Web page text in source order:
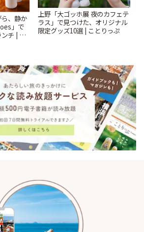
、静か
」で
チ | こ
上野「大ゴッホ展 夜のカフェテ
ラス」で見つけた、オリジナル
限定グッズ10選 | ことりっぷ